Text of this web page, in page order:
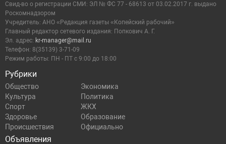
Рубрики
Общество
Экономика
Культура
Политика
Спорт
ЖКХ
Здоровье
Образование
Происшествия
Официально
Объявления
Cвид-во о регистрации СМИ: ЭЛ № ФС 77 - 68613 от 03.02.2017 г. выдано
Роскомнадзором
Учредитель: АНО «Редакция газеты «Копейский рабочий»
Главный редактор сетевого издания: Попкович А. Г.
Эл. адрес: kr-manager@mail.ru
Телефон: 8(35139) 3-71-09
Режим работы: ПН - ПТ с 9:00 до 18:00